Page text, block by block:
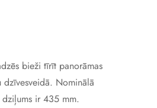
bieži tīrīt panorāmas
dzīvesveidā. Nominālā
ir 435 mm.